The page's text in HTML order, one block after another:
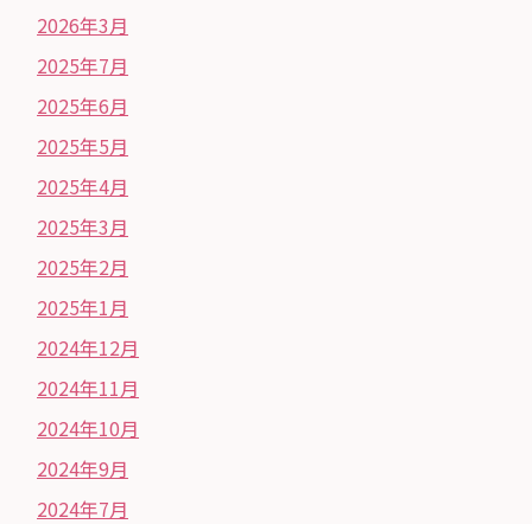
2026年3月
2025年7月
2025年6月
2025年5月
2025年4月
2025年3月
2025年2月
2025年1月
2024年12月
2024年11月
2024年10月
2024年9月
2024年7月